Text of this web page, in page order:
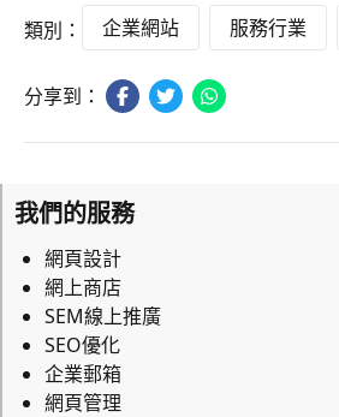
類別： 企業網站 服務行業
分享到：
我們的服務
網頁設計
網上商店
SEM線上推廣
SEO優化
企業郵箱
網頁管理